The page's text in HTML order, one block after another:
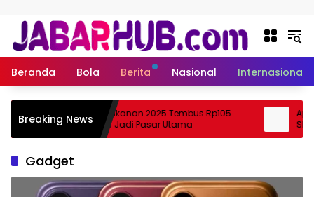
Beranda Bola Berita Nasional Internasional
Breaking NewsEkspor Perikanan 2025 Tembus Rp105
Triliun, AS Jadi Pasar Utama
Apa Itu
Gadget